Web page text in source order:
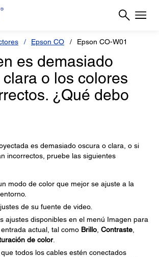
Epson CO Epson CO-W01
es demasiado
o los colores
¿Qué debo
es demasiado oscura o clara, o si
incorrectos, pruebe las siguientes
modo de color que mejor se ajuste a la
de su fuente de video.
ajustes disponibles en el menú Imagen para
actual, tal como Brillo Contraste
de color.
todos los cables estén conectados